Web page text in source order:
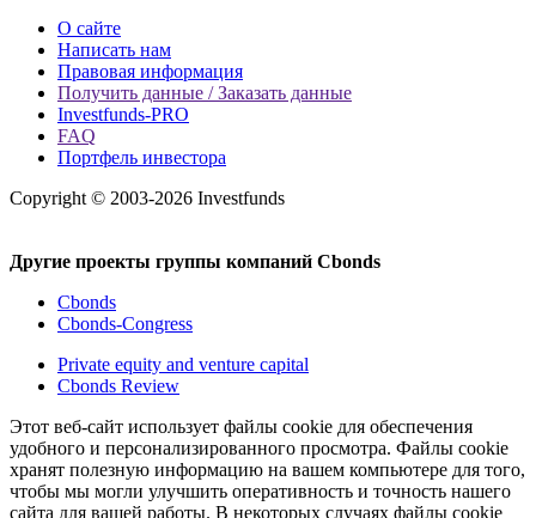
О сайте
Написать нам
Правовая информация
Получить данные / Заказать данные
Investfunds-PRO
FAQ
Портфель инвестора
Copyright © 2003-2026 Investfunds
Другие проекты группы компаний Cbonds
Cbonds
Cbonds-Congress
Private equity and venture capital
Cbonds Review
Этот веб-сайт использует файлы cookie для обеспечения
удобного и персонализированного просмотра. Файлы cookie
хранят полезную информацию на вашем компьютере для того,
чтобы мы могли улучшить оперативность и точность нашего
сайта для вашей работы. В некоторых случаях файлы cookie